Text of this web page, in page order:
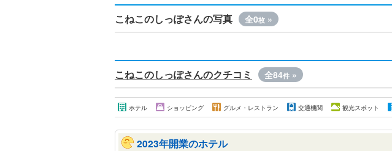
こねこのしっぽさんの写真 全0枚 »
こねこのしっぽさんのクチコミ 全84件 »
ホテル ショッピング グルメ・レストラン 交通機関 観光スポット
2023年開業のホテル